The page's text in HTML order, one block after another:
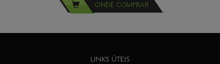
ONDE COMPRAR
LINKS ÚTEIS